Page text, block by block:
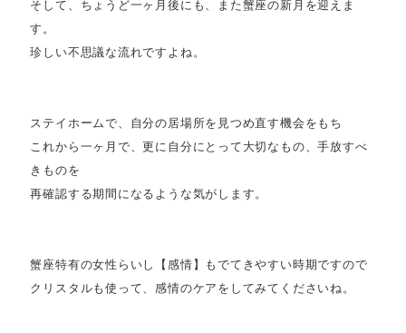
そして、ちょうど一ヶ月後にも、また蟹座の新月を迎えま
す。
珍しい不思議な流れですよね。
ステイホームで、自分の居場所を見つめ直す機会をもち
これから一ヶ月で、更に自分にとって大切なもの、手放すべ
きものを
再確認する期間になるような気がします。
蟹座特有の女性らいし【感情】もでてきやすい時期ですので
クリスタルも使って、感情のケアをしてみてくださいね。